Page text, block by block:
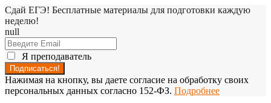
Сдай ЕГЭ! Бесплатные материалы для подготовки каждую
неделю!
null
Я преподаватель
Нажимая на кнопку, вы даете согласие на обработку своих
персональных данных согласно 152-ФЗ. Подробнее